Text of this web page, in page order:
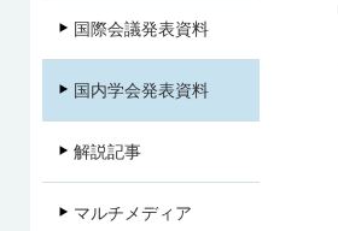
国際会議発表資料
国内学会発表資料
解説記事
マルチメディア